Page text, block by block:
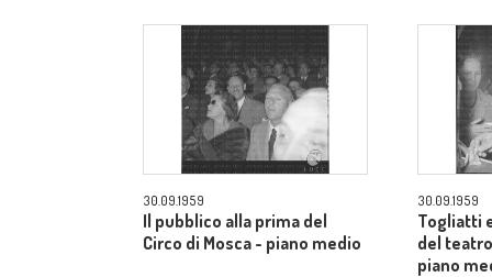
30.09.1959
Il pubblico alla prima del
Circo di Mosca - piano medio
30.09.1959
Togliatti
del
piano